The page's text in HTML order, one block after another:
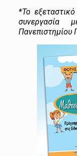
*Το
Πανεπιστημίου